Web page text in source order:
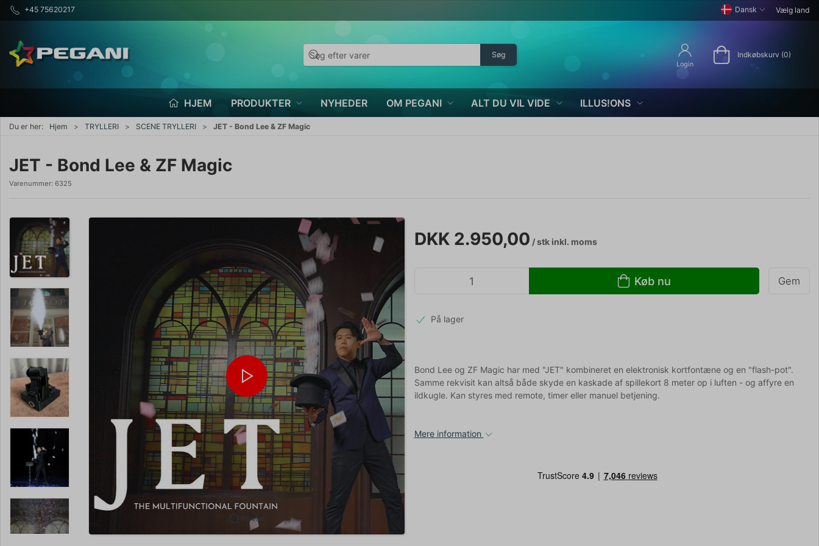
+45 75620217 Dansk Vælg land
Søg
Login
Indkøbskurv (0)
HJEM PRODUKTER NYHEDER OM PEGANI ALT DU VIL VIDE ILLUS!ONS
Du er her: Hjem TRYLLERI SCENE TRYLLERI JET - Bond Lee & ZF Magic
JET - Bond Lee & ZF Magic
Varenummer: 6325
Forstør
DKK 2.950,00 / stkinkl. moms
Køb nu Gem
På lager
Bond Lee og ZF Magic har med "JET" kombineret en elektronisk kortfontæne og en "flash-pot".
Samme rekvisit kan altså både skyde en kaskade af spillekort 8 meter op i luften - og affyre en
ildkugle. Kan styres med remote, timer eller manuel betjening.
Mere information